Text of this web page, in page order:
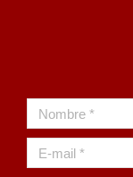
Nombre *
E-mail *